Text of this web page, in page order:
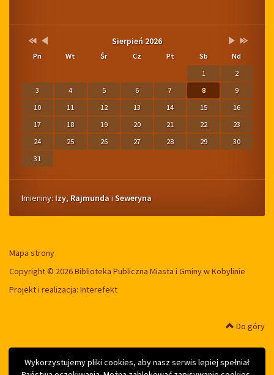
Wykorzystujemy pliki cookies, aby nasz serwis lepiej spełniał
KalendariumLista
wydarzeń
Sierpień 2026Brak
w
Przestaw
na
Przestaw
na
Przestaw
na
Wrzesień
2026
Przestaw
na
Sierpień
2027
Pn Wt Śr Cz Pt Sb
Nd
1
2
3
4 5 6 7 8
9
10
11 12 13 14 15
16
17
18 19 20 21 22
23
24
25 26 27 28 29
30
31
Imieniny
Imieniny: Izy, RajmundaiSeweryna
Mapa strony
Copyright © 2026 Biblioteka Publiczna Miasta i Gminy w Kobylinie
Projekt i realizacja: Interefekt
Do góry